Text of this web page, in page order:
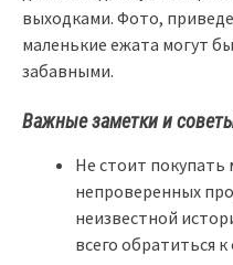
выходками. Фото,
маленькие ежата могут
забавными.
Важные заметки и
Не стоит покупать
непроверенных
неизвестной
всего обратиться